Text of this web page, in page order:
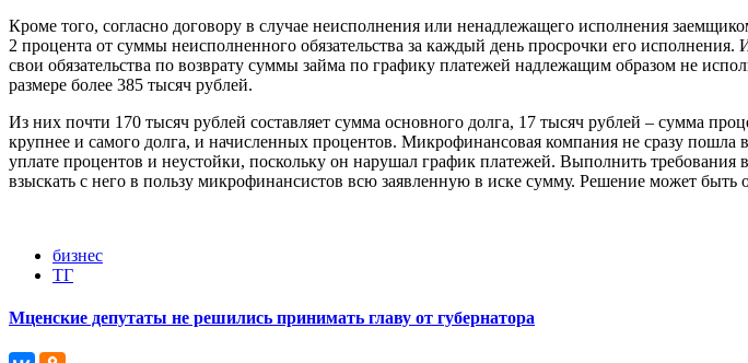
Кроме того, согласно договору в случае неисполнения или ненадлежащего исполнения
2 процента от суммы неисполненного обязательства за каждый день просрочки его
свои обязательства по возврату суммы займа по графику платежей надлежащим образом не
размере более 385 тысяч рублей.
Из них почти 170 тысяч рублей составляет сумма основного долга, 17 тысяч рублей – сумма
крупнее и самого долга, и начисленных процентов. Микрофинансовая компания не сразу пошла
уплате процентов и неустойки, поскольку он нарушал график платежей. Выполнить
взыскать с него в пользу микрофинансистов всю заявленную в иске сумму. Решение может
бизнес
ТГ
Мценские депутаты не решились принимать главу от губернатора